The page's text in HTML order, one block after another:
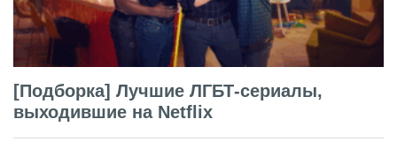
[Подборка] Лучшие ЛГБТ-сериалы,
выходившие на Netflix